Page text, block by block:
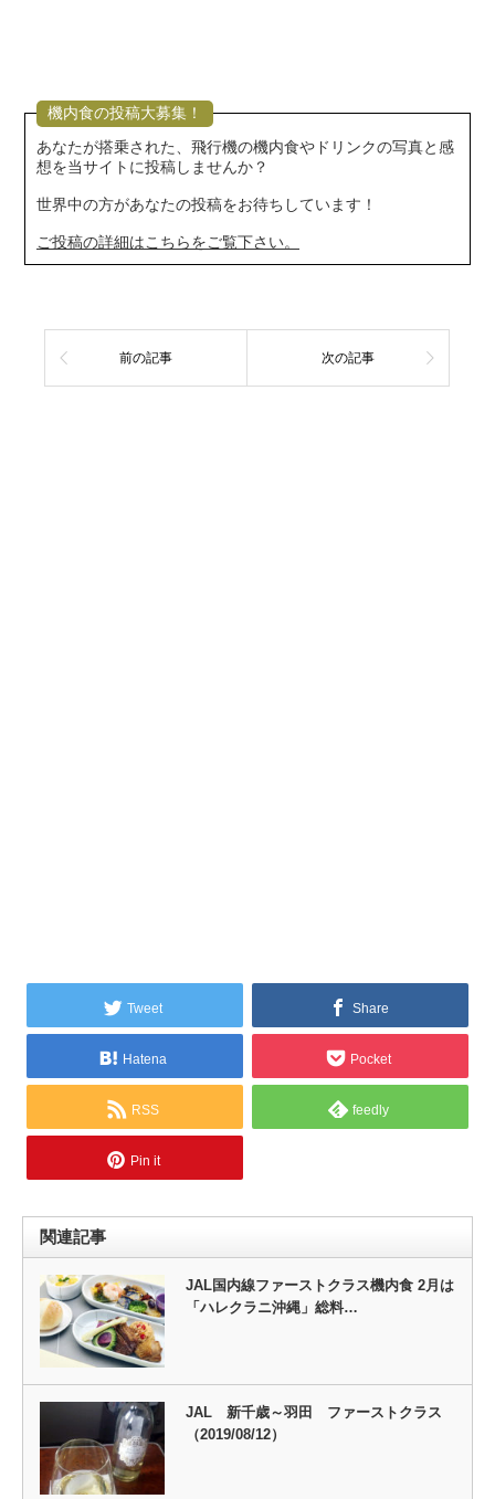
機内食の投稿大募集！
あなたが搭乗された、飛行機の機内食やドリンクの写真と感
想を当サイトに投稿しませんか？
世界中の方があなたの投稿をお待ちしています！
ご投稿の詳細はこちらをご覧下さい。
前の記事 次の記事
Tweet Share
Hatena Pocket
RSS feedly
Pin it
関連記事
JAL国内線ファーストクラス機内食 2月は
「ハレクラニ沖縄」総料…
JAL 新千歳～羽田 ファーストクラス
（2019/08/12）